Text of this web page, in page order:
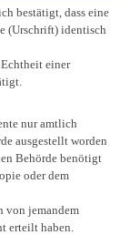
bestätigt, dass eine
(Urschrift) identisch
einer
nur amtlich
ausgestellt worden
Behörde benötigt
oder dem
von jemandem
erteilt haben.